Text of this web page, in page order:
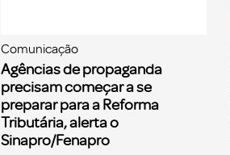
Comunicação
Agências de propaganda
precisam começar a se
preparar para a Reforma
Tributária, alerta o
Sinapro/Fenapro